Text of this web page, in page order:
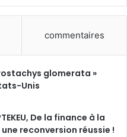
commentaires
glomerata »
Unis
De la finance à la
reconversion réussie !